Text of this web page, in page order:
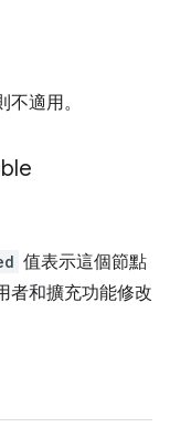
適用。
值表示這個節點
者和擴充功能修改